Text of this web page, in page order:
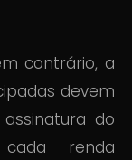
contrário, a
devem
do
cada renda